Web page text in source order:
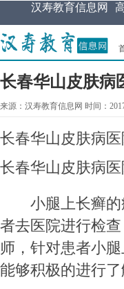
汉寿教育信息网
长春华山皮肤病
来源：汉寿教育信息网 时间：
长春华山皮肤病
长春华山皮肤病
小腿上长癣的
者去医院进行检
师，针对患者小
能够积极的进行了